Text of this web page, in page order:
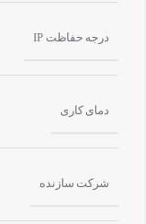
درجه حفاظت IP
دمای کاری
شرکت سازنده